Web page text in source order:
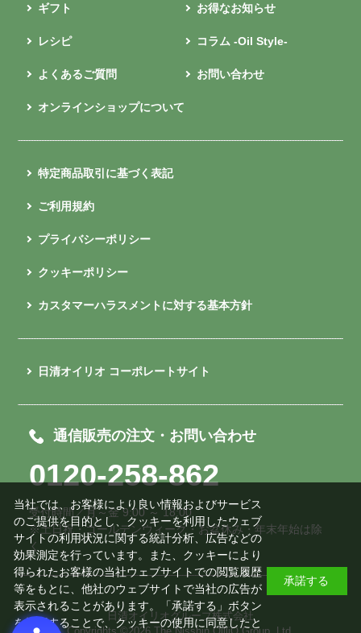
ギフト お得なお知らせ
レシピ コラム -Oil Style-
よくあるご質問 お問い合わせ
オンラインショップについて
特定商品取引に基づく表記
ご利用規約
プライバシーポリシー
クッキーポリシー
カスタマーハラスメントに対する基本方針
日清オイリオ コーポレートサイト
通信販売の注文・お問い合わせ
0120-258-862
受付時間／月～金 9:00 ～ 18:00
※土日祝・ゴールデンウィーク・お盆休み・年末年始は除
く
日清オイリオグループ株式会社
当社では、お客様により良い情報およびサービス
のご提供を目的とし、クッキーを利用したウェブ
サイトの利用状況に関する統計分析、広告などの
効果測定を行っています。また、クッキーにより
得られたお客様の当社ウェブサイトでの閲覧履歴
等をもとに、他社のウェブサイトで当社の広告が
表示されることがあります。「承諾する」ボタン
を押下することで、クッキーの使用に同意したと
承諾する